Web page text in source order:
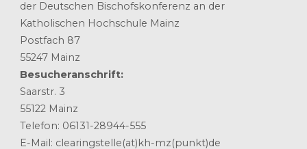
der Deutschen Bischofskonferenz an der
Katholischen Hochschule Mainz
Postfach 87
55247 Mainz
Besucheranschrift:
Saarstr. 3
55122 Mainz
Telefon: 06131-28944-555
E-Mail: clearingstelle(at)kh-mz(punkt)de